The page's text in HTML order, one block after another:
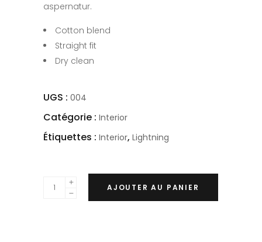
aspernatur.
Cotton blend
Straight fit
Dry clean
UGS : 004
Catégorie : Interior
Étiquettes : Interior, Lightning
AJOUTER AU PANIER